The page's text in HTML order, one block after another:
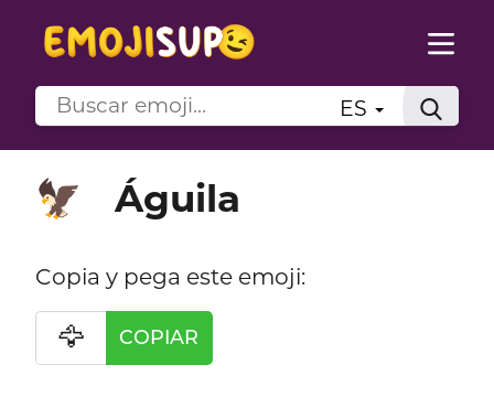
ES
🦅 Águila
Copia y pega este emoji:
🦅 COPIAR